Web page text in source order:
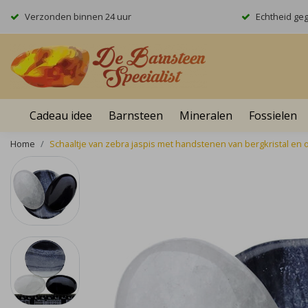
Verzonden binnen 24 uur Echtheid
Cadeau idee Barnsteen Mineralen Fossielen
Home Schaaltje van zebra jaspis met handstenen van bergkristal en